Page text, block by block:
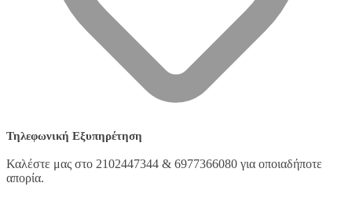
Τηλεφωνική Εξυπηρέτηση
Καλέστε μας στο 2102447344 & 6977366080 για οποιαδήποτε
απορία.